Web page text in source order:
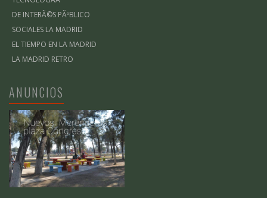
DE INTERÃ©S PÃºBLICO
SOCIALES LA MADRID
EL TIEMPO EN LA MADRID
LA MADRID RETRO
ANUNCIOS